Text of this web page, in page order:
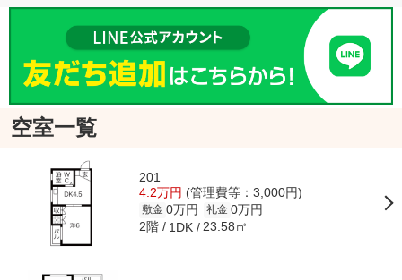
空室一覧
201
4.2万円 (管理費等：3,000円)
敷金 0万円 礼金 0万円
2階 1DK 23.58㎡